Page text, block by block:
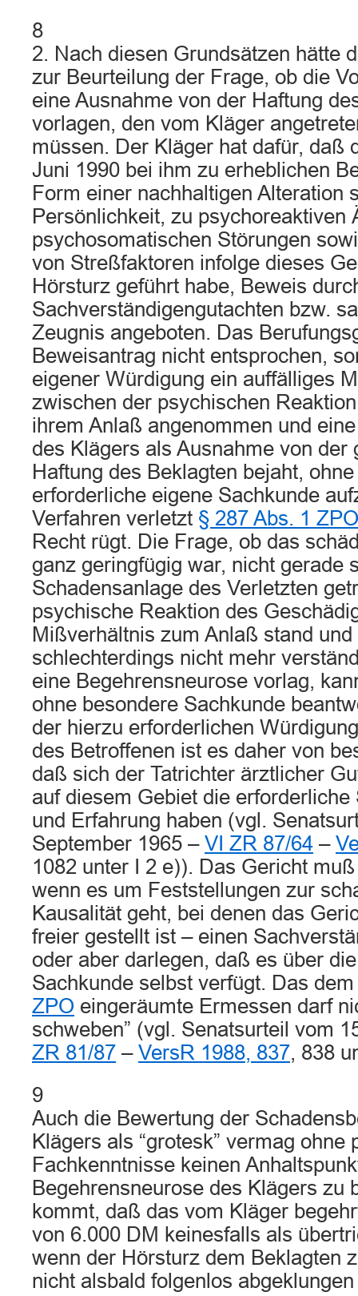
8
2. Nach diesen Grundsätzen hätte
zur Beurteilung der Frage, ob die
eine Ausnahme von der Haftung
vorlagen, den vom Kläger
müssen. Der Kläger hat dafür, daß
Juni 1990 bei ihm zu erheblichen
Form einer nachhaltigen Alteration
Persönlichkeit, zu psychoreaktiven
psychosomatischen Störungen
von Streßfaktoren infolge dieses
Hörsturz geführt habe, Beweis
Sachverständigengutachten bzw.
Zeugnis angeboten. Das
Beweisantrag nicht entsprochen,
eigener Würdigung ein auffälliges
zwischen der psychischen
ihrem Anlaß angenommen und
des Klägers als Ausnahme von der
Haftung des Beklagten bejaht,
erforderliche eigene Sachkunde
Verfahren verletzt § 287 Abs. 1 ZPO
Recht rügt. Die Frage, ob das
ganz geringfügig war, nicht gerade
Schadensanlage des Verletzten
psychische Reaktion des
Mißverhältnis zum Anlaß stand und
schlechterdings nicht mehr
eine Begehrensneurose vorlag,
ohne besondere Sachkunde
der hierzu erforderlichen
des Betroffenen ist es daher von
daß sich der Tatrichter ärztlicher
auf diesem Gebiet die erforderliche
und Erfahrung haben (vgl.
September 1965 – VI ZR 87/64 –
1082 unter I 2 e)). Das Gericht
wenn es um Feststellungen zur
Kausalität geht, bei denen das
freier gestellt ist – einen
oder aber darlegen, daß es über
Sachkunde selbst verfügt. Das
ZPO eingeräumte Ermessen darf
schweben” (vgl. Senatsurteil vom
ZR 81/87 – VersR 1988, 837, 838
9
Auch die Bewertung der
Klägers als “grotesk” vermag ohne
Fachkenntnisse keinen
Begehrensneurose des Klägers zu
kommt, daß das vom Kläger
von 6.000 DM keinesfalls als
wenn der Hörsturz dem Beklagten
nicht alsbald folgenlos